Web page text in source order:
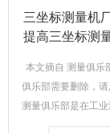
三坐标测量机
提高三坐标测
本文摘自 测量俱乐
俱乐部需要删除，
测量俱乐部是在工